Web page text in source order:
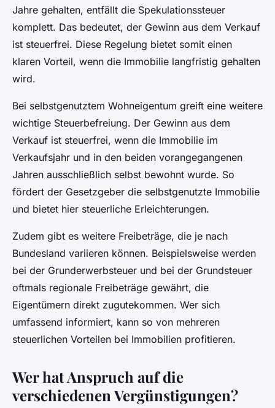
Jahre gehalten, entfällt die Spekulationssteuer
komplett. Das bedeutet, der Gewinn aus dem Verkauf
ist steuerfrei. Diese Regelung bietet somit einen
klaren Vorteil, wenn die Immobilie langfristig gehalten
wird.
Bei selbstgenutztem Wohneigentum greift eine weitere
wichtige Steuerbefreiung. Der Gewinn aus dem
Verkauf ist steuerfrei, wenn die Immobilie im
Verkaufsjahr und in den beiden vorangegangenen
Jahren ausschließlich selbst bewohnt wurde. So
fördert der Gesetzgeber die selbstgenutzte Immobilie
und bietet hier steuerliche Erleichterungen.
Zudem gibt es weitere Freibeträge, die je nach
Bundesland variieren können. Beispielsweise werden
bei der Grunderwerbsteuer und bei der Grundsteuer
oftmals regionale Freibeträge gewährt, die
Eigentümern direkt zugutekommen. Wer sich
umfassend informiert, kann so von mehreren
steuerlichen Vorteilen bei Immobilien profitieren.
Wer hat Anspruch auf die
verschiedenen Vergünstigungen?